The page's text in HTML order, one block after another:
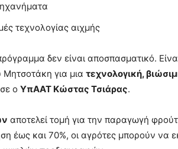
τεχνολογίας αιχμής
δεν είναι αποσπασματικό.
για μια τεχνολογική,
ο ΥπΑΑΤ Κώστας Τσιάρας.
αποτελεί τομή για την παραγωγή
έως και 70%, οι αγρότες μπορούν να